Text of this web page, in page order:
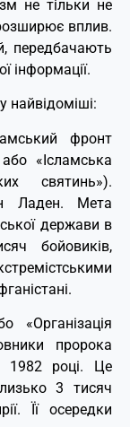
не тільки не
вплив.
передбачають
інформації.
найвідоміші:
фронт
«Ісламська
святинь»).
Ладен. Мета
держави в
бойовиків,
«Організація
пророка
1982 році. Це
3 тисяч
Її осередки